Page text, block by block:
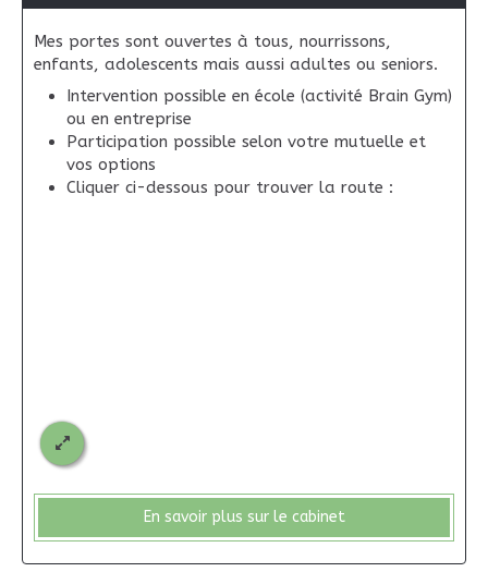
Mes portes sont ouvertes à tous, nourrissons,
enfants, adolescents mais aussi adultes ou seniors.
Intervention possible en école (activité Brain Gym)
ou en entreprise
Participation possible selon votre mutuelle et
vos options
Cliquer ci-dessous pour trouver la route :
En savoir plus sur le cabinet